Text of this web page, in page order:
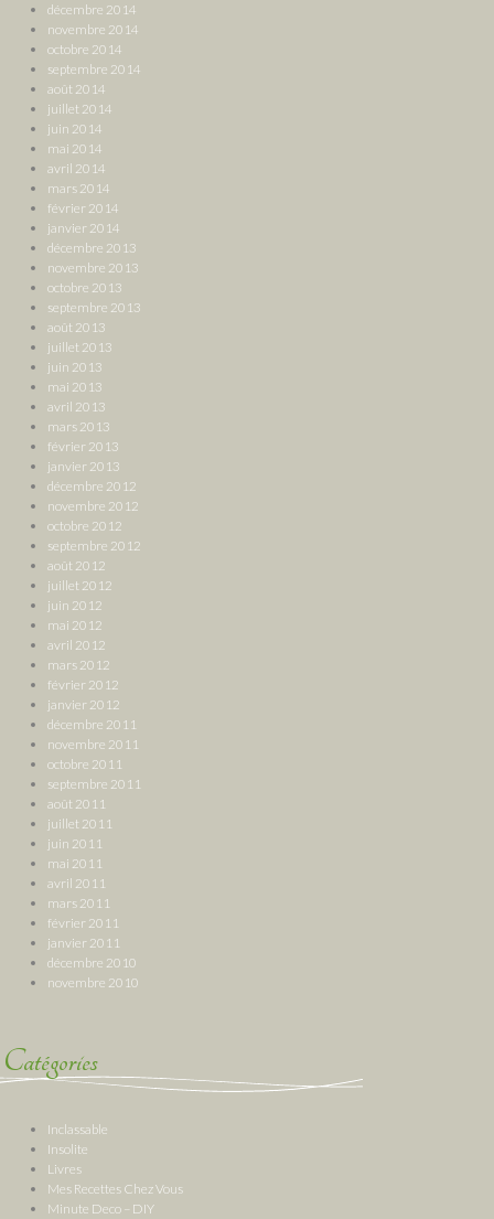
décembre 2014
novembre 2014
octobre 2014
septembre 2014
août 2014
juillet 2014
juin 2014
mai 2014
avril 2014
mars 2014
février 2014
janvier 2014
décembre 2013
novembre 2013
octobre 2013
septembre 2013
août 2013
juillet 2013
juin 2013
mai 2013
avril 2013
mars 2013
février 2013
janvier 2013
décembre 2012
novembre 2012
octobre 2012
septembre 2012
août 2012
juillet 2012
juin 2012
mai 2012
avril 2012
mars 2012
février 2012
janvier 2012
décembre 2011
novembre 2011
octobre 2011
septembre 2011
août 2011
juillet 2011
juin 2011
mai 2011
avril 2011
mars 2011
février 2011
janvier 2011
décembre 2010
novembre 2010
Catégories
Inclassable
Insolite
Livres
Mes Recettes Chez Vous
Minute Deco – DIY